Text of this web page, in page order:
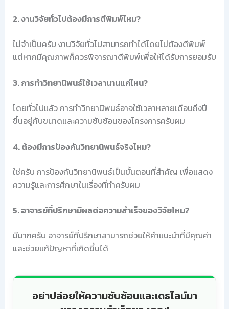
2. งานวิจัยทั่วไปต้องมีการตีพิมพ์ไหม?
ไม่จำเป็นครับ งานวิจัยทั่วไปสามารถทำได้โดยไม่ต้องตีพิมพ์
แต่หากมีคุณภาพก็ควรพิจารณาตีพิมพ์เพื่อให้ได้รับการยอมรับ
3. การทำวิทยานิพนธ์ใช้เวลานานแค่ไหน?
โดยทั่วไปแล้ว การทำวิทยานิพนธ์อาจใช้เวลาหลายเดือนถึงปี
ขึ้นอยู่กับขนาดและความซับซ้อนของโครงการครับผม
4. ต้องมีการป้องกันวิทยานิพนธ์จริงไหม?
ใช่ครับ การป้องกันวิทยานิพนธ์เป็นขั้นตอนที่สำคัญ เพื่อแสดง
ความรู้และการศึกษาในเรื่องที่ทำครับผม
5. อาจารย์ที่ปรึกษามีผลต่อความสำเร็จของวิจัยไหม?
มีมากครับ อาจารย์ที่ปรึกษาสามารถช่วยให้คำแนะนำที่มีคุณค่า
และช่วยแก้ปัญหาที่เกิดขึ้นได้
อย่าปล่อยให้ความซับซ้อนและเดธไลน์มา